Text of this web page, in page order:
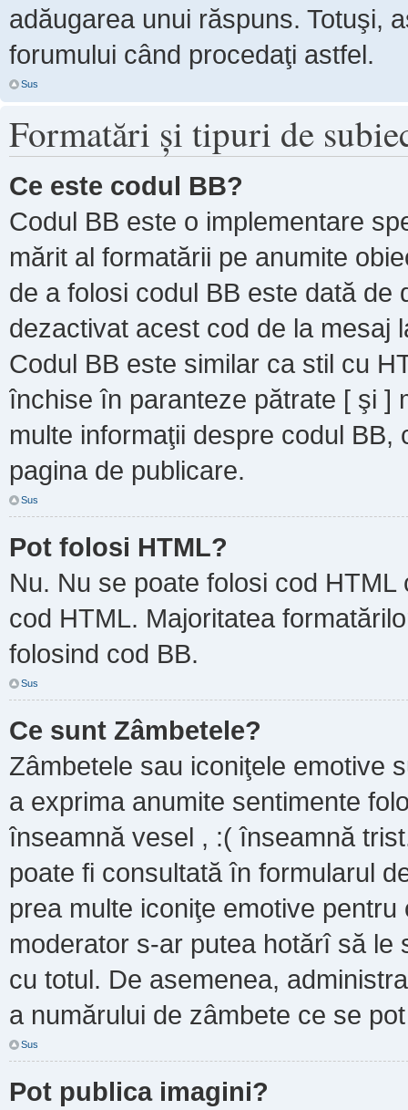
adăugarea unui răspuns. Totuşi,
forumului când procedaţi astfel.
Sus
Formatări şi tipuri de
Ce este codul BB?
Codul BB este o implementare
mărit al formatării pe anumite
de a folosi codul BB este dată de
dezactivat acest cod de la mesaj
Codul BB este similar ca stil cu
închise în paranteze pătrate [ şi ]
multe informaţii despre codul
pagina de publicare.
Sus
Pot folosi HTML?
Nu. Nu se poate folosi cod
cod HTML. Majoritatea
folosind cod BB.
Sus
Ce sunt Zâmbetele?
Zâmbetele sau iconiţele emotive
a exprima anumite sentimente
înseamnă vesel , :( înseamnă
poate fi consultată în formularul
prea multe iconiţe emotive
moderator s-ar putea hotărî să
cu totul. De asemenea,
a numărului de zâmbete ce se
Sus
Pot publica imagini?